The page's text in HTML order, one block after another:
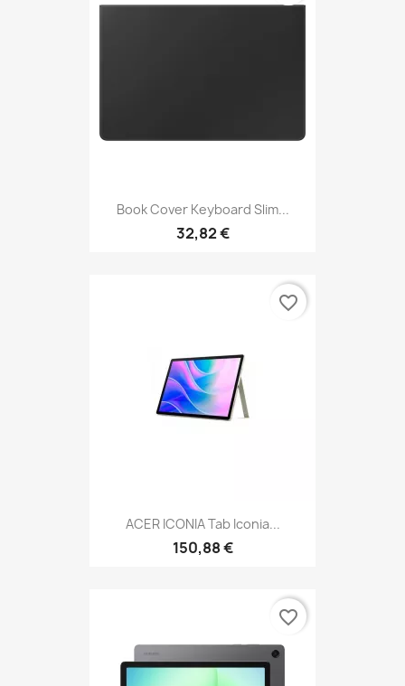
Book Cover Keyboard Slim...
32,82 €
ACER ICONIA Tab Iconia...
150,88 €
favorite_border
favorite_border